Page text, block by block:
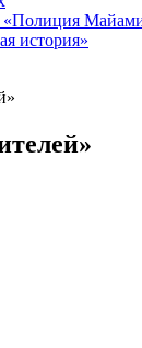
«Полиция
история»